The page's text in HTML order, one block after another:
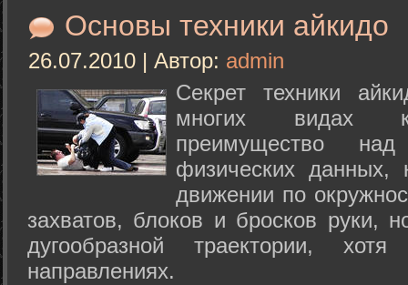
Основы техники айкидо
26.07.2010 | Автор: admin
Секрет техники
многих видах
преимущество
физических данных,
движении по
захватов, блоков и бросков руки,
дугообразной траектории,
направлениях.